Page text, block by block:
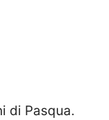
di Pasqua.